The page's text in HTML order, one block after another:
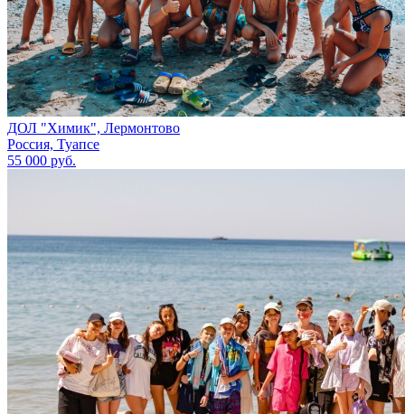
ДОЛ "Химик", Лермонтово
Россия, Туапсе
55 000 руб.